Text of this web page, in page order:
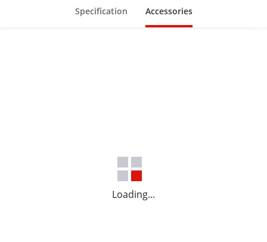
Specification Accessories
Loading...